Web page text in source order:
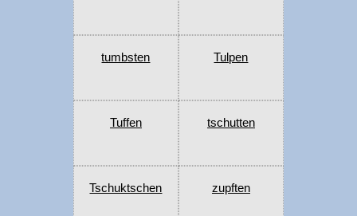
tumbsten Tulpen
Tuffen tschutten
Tschuktschen zupften